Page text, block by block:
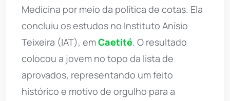
Medicina por meio da política de cotas. Ela
concluiu os estudos no Instituto Anísio
Teixeira (IAT), emCaetité. O resultado
colocou a jovem no topo da lista de
aprovados, representando um feito
histórico e motivo de orgulho para a